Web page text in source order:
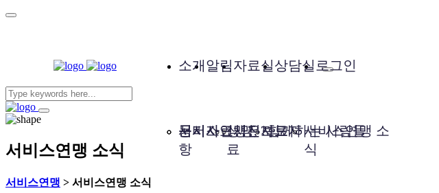
소개
서비스연맹은?함께하는 사람들
알림
공지사
항
성명, 보도자
료
서비스연맹 소
식
자료실
문서자료사진자료
상담실 로그인
서비스연맹 소식
서비스연맹 > 서비스연맹 소식